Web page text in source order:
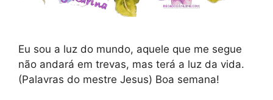
Eu sou a luz do mundo, aquele que me segue
não andará em trevas, mas terá a luz da vida.
(Palavras do mestre Jesus) Boa semana!